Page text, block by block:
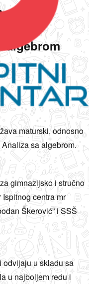
iz
algebrom
maturski, odnosno
sa algebrom.
gimnazijsko i stručno
centra mr
Škerović” i SSŠ
odvijaju u skladu sa
u najboljem redu i